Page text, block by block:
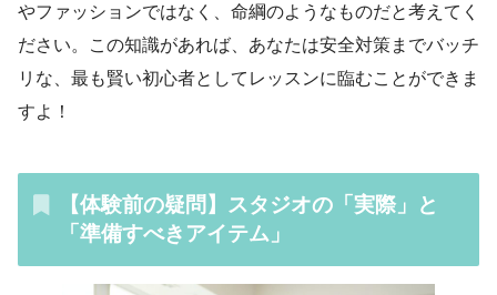
やファッションではなく、命綱のようなものだと考えてく
ださい。この知識があれば、あなたは安全対策までバッチ
リな、最も賢い初心者としてレッスンに臨むことができま
すよ！
【体験前の疑問】スタジオの「実際」と
「準備すべきアイテム」